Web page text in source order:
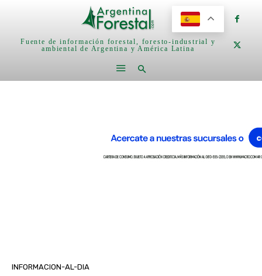
Fuente de información forestal, foresto-industrial y
ambiental de Argentina y América Latina
INFORMACION-AL-DIA